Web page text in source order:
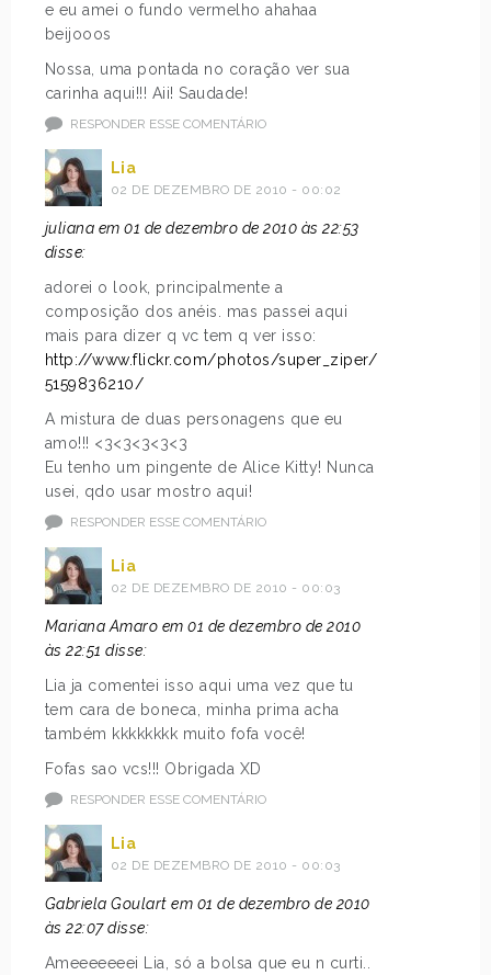
e eu amei o fundo vermelho ahahaa
beijooos
Nossa, uma pontada no coração ver sua
carinha aqui!!! Aii! Saudade!
RESPONDER ESSE COMENTÁRIO
Lia
02 DE DEZEMBRO DE 2010 - 00:02
juliana em 01 de dezembro de 2010 às 22:53
disse:
adorei o look, principalmente a
composição dos anéis. mas passei aqui
mais para dizer q vc tem q ver isso:
http://www.flickr.com/photos/super_ziper/
5159836210/
A mistura de duas personagens que eu
amo!!! <3<3<3<3<3
Eu tenho um pingente de Alice Kitty! Nunca
usei, qdo usar mostro aqui!
RESPONDER ESSE COMENTÁRIO
Lia
02 DE DEZEMBRO DE 2010 - 00:03
Mariana Amaro em 01 de dezembro de 2010
às 22:51 disse:
Lia ja comentei isso aqui uma vez que tu
tem cara de boneca, minha prima acha
também kkkkkkkk muito fofa você!
Fofas sao vcs!!! Obrigada XD
RESPONDER ESSE COMENTÁRIO
Lia
02 DE DEZEMBRO DE 2010 - 00:03
Gabriela Goulart em 01 de dezembro de 2010
às 22:07 disse:
Ameeeeeeei Lia, só a bolsa que eu n curti..